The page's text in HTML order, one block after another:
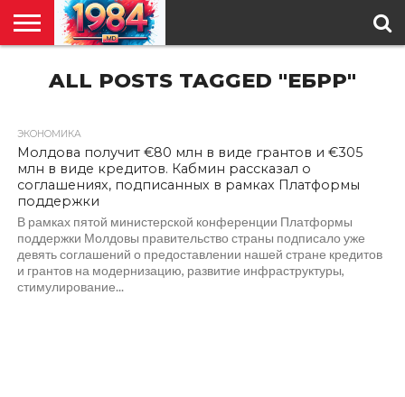
ПОЛИТИКА
ОБЩЕСТВО
РЕГИОНЫ
МИРЕ
КУЛЬТУРА
АНАЛИТИКА
НАС
СПЕЦПРОЕКТ
ALL POSTS TAGGED "ЕБРР"
ЭКОНОМИКА
Молдова получит €80 млн в виде грантов и €305
млн в виде кредитов. Кабмин рассказал о
соглашениях, подписанных в рамках Платформы
поддержки
В рамках пятой министерской конференции Платформы
поддержки Молдовы правительство страны подписало уже
девять соглашений о предоставлении нашей стране кредитов
и грантов на модернизацию, развитие инфраструктуры,
стимулирование...